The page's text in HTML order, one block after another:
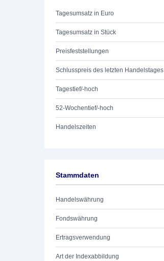
Tagesumsatz in Euro
Tagesumsatz in Stück
Preisfeststellungen
Schlusspreis des letzten Handelstages
Tagestief/-hoch
52-Wochentief/-hoch
Handelszeiten
Stammdaten
Handelswährung
Fondswährung
Ertragsverwendung
Art der Indexabbildung